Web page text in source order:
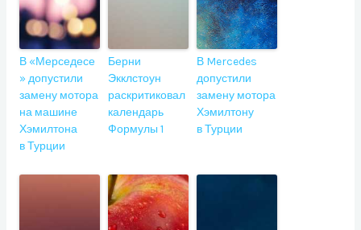
В «Мерседесе
» допустили
замену мотора
на машине
Хэмилтона
в Турции
Берни
Экклстоун
раскритиковал
календарь
Формулы 1
В Mercedes
допустили
замену мотора
Хэмилтону
в Турции